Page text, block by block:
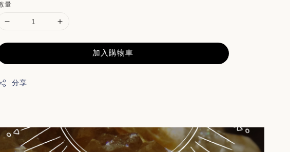
量
加入購物車
分享